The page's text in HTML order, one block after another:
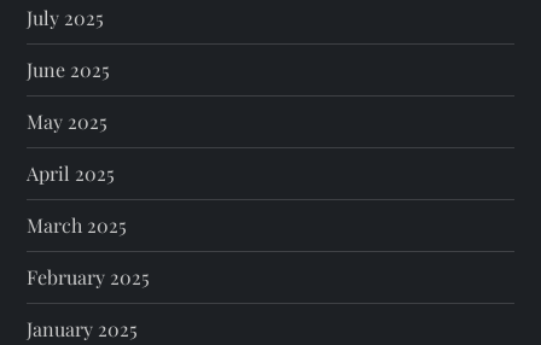
July 2025
June 2025
May 2025
April 2025
March 2025
February 2025
January 2025